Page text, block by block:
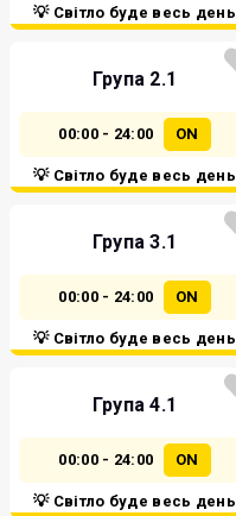
💡 Світло буде весь день
Група 2.1
00:00 - 24:00 ON
💡 Світло буде весь день
Група 3.1
00:00 - 24:00 ON
💡 Світло буде весь день
Група 4.1
00:00 - 24:00 ON
💡 Світло буде весь день